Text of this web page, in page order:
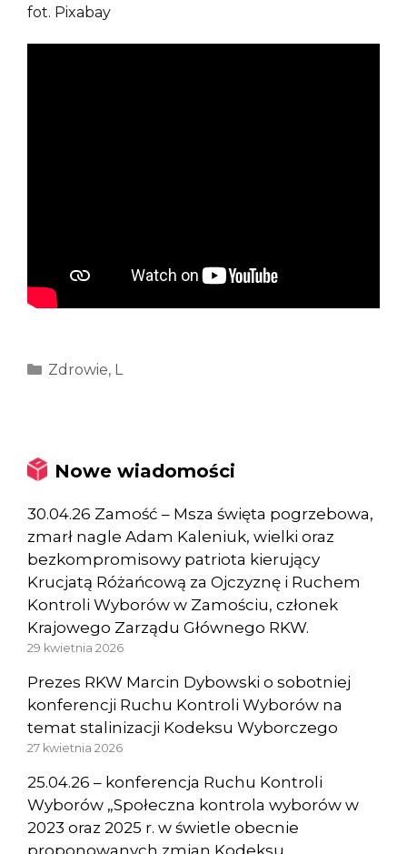
fot. Pixabay
Kategorie
Zdrowie, L
Nowe wiadomości
30.04.26 Zamość – Msza święta pogrzebowa,
zmarł nagle Adam Kaleniuk, wielki oraz
bezkompromisowy patriota kierujący
Krucjatą Różańcową za Ojczyznę i Ruchem
Kontroli Wyborów w Zamościu, członek
Krajowego Zarządu Głównego RKW.
29 kwietnia 2026
Prezes RKW Marcin Dybowski o sobotniej
konferencji Ruchu Kontroli Wyborów na
temat stalinizacji Kodeksu Wyborczego
27 kwietnia 2026
25.04.26 – konferencja Ruchu Kontroli
Wyborów „Społeczna kontrola wyborów w
2023 oraz 2025 r. w świetle obecnie